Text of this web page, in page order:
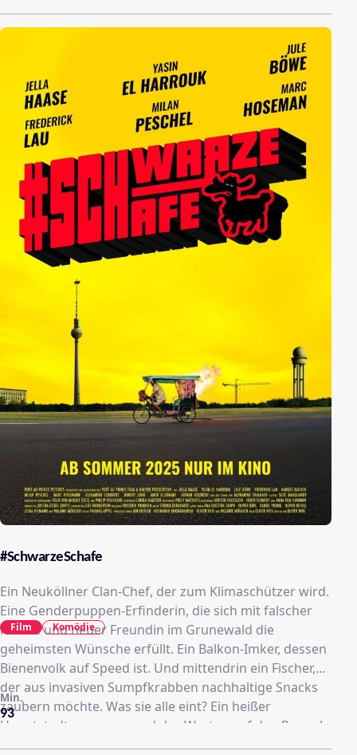
#SchwarzeSchafe
Ein Neuköllner Clan-Chef, der zum Klimaschützer wird.
Eine Genderpuppen-Erfinderin, die sich mit falscher
Pistole und neuer Freundin im Grunewald die
geheimsten Wünsche erfüllt. Ein Balkon-Imker, dessen
Bienenvolk auf Speed ist. Und mittendrin ein Fischer,
der aus invasiven Sumpfkrabben nachhaltige Snacks
zaubern möchte. Was sie alle eint? Ein heißer
Hauptstadtsommer – und das Warten auf den Regen!
93
Min.
Film Komödie